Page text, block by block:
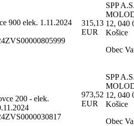
900 elek. 1.11.2024
315,13
EUR
SPP
12, 040
Košice
Obec
200 - elek.
973,52
EUR
SPP
12, 040
Košice
Obec